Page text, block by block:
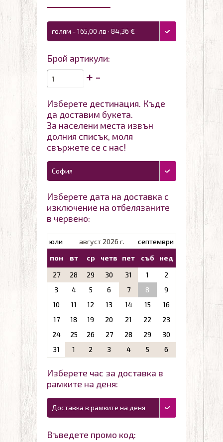
голям - 165,00 лв · 84,36 €
Брой артикули:
+ -
Изберете дестинация. Къде
да доставим букета.
За населени места извън
долния списък, моля
свържете се с нас!
София
Изберете дата на доставка с
изключение на отбелязаните
в червено:
юли август 2026 г.
септември
пон
вт ср четв пет съб
нед
27
28 29 30 31 1
2
3
4 5 6 7 8
9
10
11 12 13 14 15
16
17
18 19 20 21 22
23
24
25 26 27 28 29
30
31
1 2 3 4 5 6
Изберете час за доставка в
рамките на деня:
Доставка в рамките на деня
Въведете промо код: